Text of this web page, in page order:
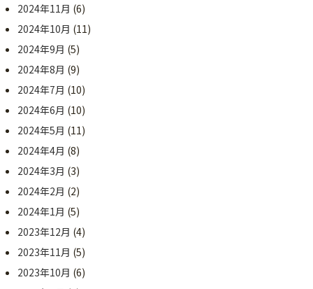
2024年11月 (6)
2024年10月 (11)
2024年9月 (5)
2024年8月 (9)
2024年7月 (10)
2024年6月 (10)
2024年5月 (11)
2024年4月 (8)
2024年3月 (3)
2024年2月 (2)
2024年1月 (5)
2023年12月 (4)
2023年11月 (5)
2023年10月 (6)